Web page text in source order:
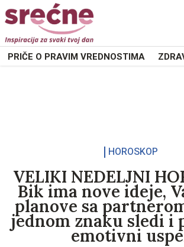
PRIČE O PRAVIM VREDNOSTIMA
HOROSKOP
VELIKI NEDELJNI
Bik ima nove ideje,
planove sa
jednom znaku sledi i
emotivni